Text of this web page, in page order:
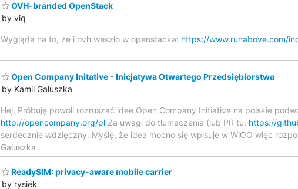
OVH-branded OpenStack
by viq
Wygląda na to, że i ovh weszło w openstacka: https://www.runabove.com/
Open Company Initative - Inicjatywa Otwartego Przedsiębiorstwa
by Kamil Gałuszka
Hej, Próbuję powoli rozruszać idee Open Company Initiative na polskie
http://opencompany.org/pl Za uwagi do tłumaczenia (lub PR tu: https://
serdecznie wdzięczny. Myślę, że idea mocno się wpisuje w WiOO więc
Gałuszka
ReadySIM: privacy-aware mobile carrier
by rysiek